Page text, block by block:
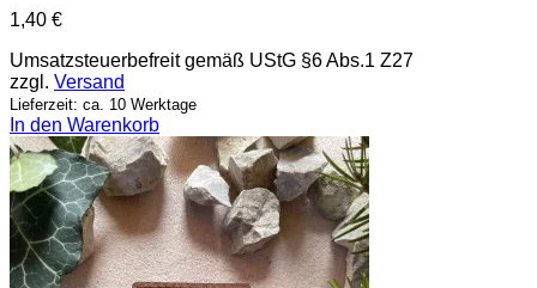
1,40 €
Umsatzsteuerbefreit gemäß UStG §6 Abs.1 Z27
zzgl. Versand
Lieferzeit: ca. 10 Werktage
In den Warenkorb